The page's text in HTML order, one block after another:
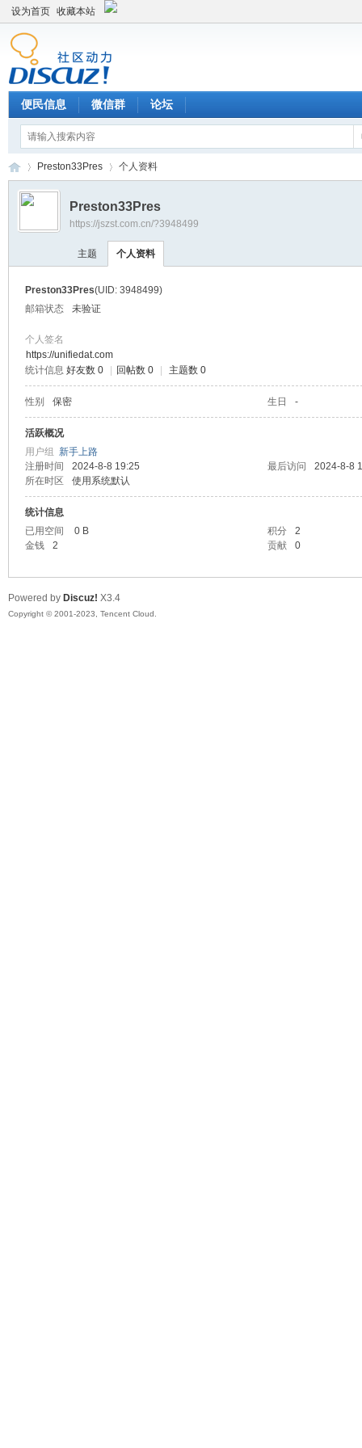
设为首页 收藏本站
便民信息 微信群 论坛
›
Preston33Pres 个人资料
Preston33Pres
https://jszst.com.cn/?3948499
主题 个人资料
Preston33Pres(UID: 3948499)
邮箱状态
未验证
个人签名
https://unifiedat.com
统计信息 好友数 0 回帖数 0 主题数 0
性别 保密 生日 -
活跃概况
用户组 新手上路
注册时间
2024-8-8 19:25 最后访问
2024-8-8
所在时区
使用系统默认
统计信息
已用空间
0 B 积分
2
金钱
2 贡献 0
Powered by Discuz! X3.4
Copyright © 2001-2023, Tencent Cloud.